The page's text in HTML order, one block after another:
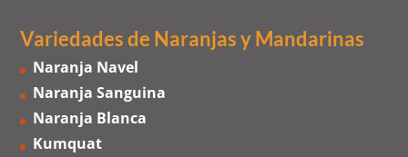
Variedades de NaranjasyMandarinas
Naranja Navel
Naranja Sanguina
Naranja Blanca
Kumquat